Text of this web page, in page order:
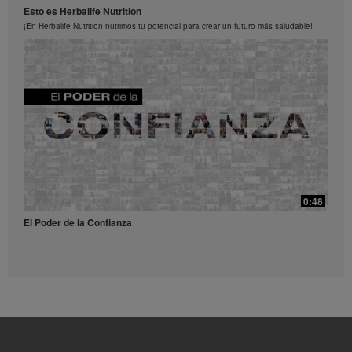
los Videos en cualquier momento.
39:14
¿Qué son y para qué sirven los antioxidantes?
¿Qué son y para qué sirven los antioxidantes?
Receta Té Lift - Video para redes sociales
Prueba esta refrescante receta con Liftoff.
Esto es Herbalife Nutrition
¡En Herbalife Nutrition nutrimos tu potencial para crear un futuro más saludable!
0:48
El Poder de la Confianza